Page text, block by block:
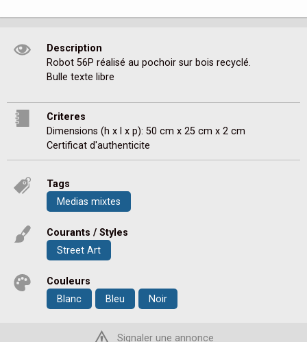
Description
Robot 56P réalisé au pochoir sur bois recyclé.
Bulle texte libre
Criteres
Dimensions (h x l x p): 50 cm x 25 cm x 2 cm
Certificat d'authenticite
Tags
Medias mixtes
Courants / Styles
Street Art
Couleurs
Blanc
Bleu Noir
Signaler une annonce